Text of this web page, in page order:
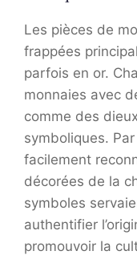
Les pièces de
frappées
parfois en or.
monnaies avec
comme des
symboliques.
facilement
décorées de la
symboles
authentifier
promouvoir la